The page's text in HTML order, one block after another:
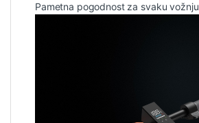
Pametna pogodnost za svaku vožnju